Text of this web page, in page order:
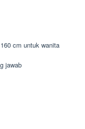
cm untuk wanita
jawab